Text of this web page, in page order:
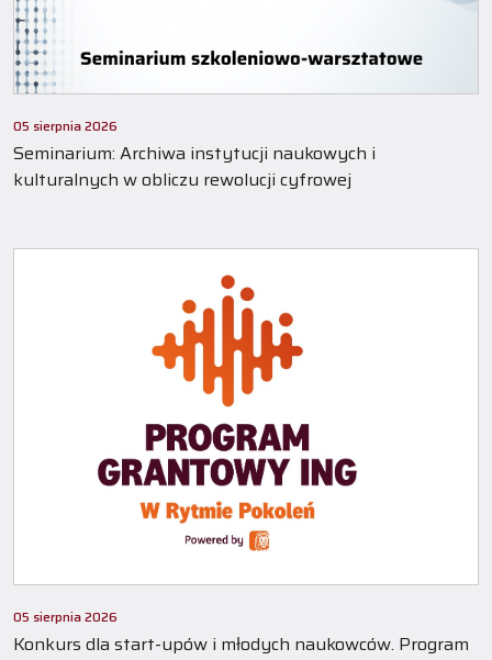
05 sierpnia 2026
Seminarium: Archiwa instytucji naukowych i
kulturalnych w obliczu rewolucji cyfrowej
05 sierpnia 2026
Konkurs dla start-upów i młodych naukowców. Program